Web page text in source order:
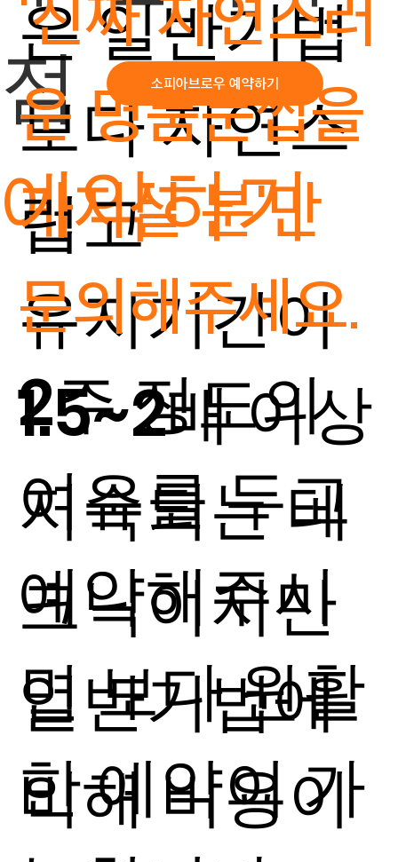
점
예약하기
은 일반기법
보다 자연스
럽고
유지기간이
1.5~2배 이상
지속되는 테
크닉이지만
일반기법에
비해 비용이
운 명품눈썹을
가지실 분'만
문의해주세요.
2주 정도의
여유를 두고
예약해주시
면 보다 원활
한 예약이 가
소피아브로우 예약하기